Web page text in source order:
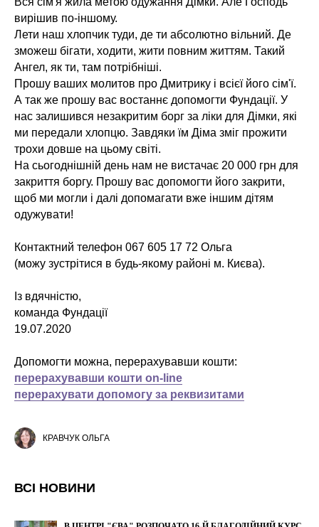
вирішив по-іншому.
Лети наш хлопчик туди, де ти абсолютно вільний. Де
зможеш бігати, ходити, жити повним життям. Такий
Ангел, як ти, там потрібніші.
Прошу ваших молитов про Дмитрику і всієї його сім'ї.
А так же прошу вас востаннє допомогти Фундації. У
нас залишився незакритим борг за ліки для Дімки, які
ми передали хлопцю. Завдяки їм Діма зміг прожити
трохи довше на цьому світі.
На сьогоднішній день нам не вистачає 20 000 грн для
закриття боргу. Прошу вас допомогти його закрити,
щоб ми могли і далі допомагати вже іншим дітям
одужувати!
Контактний телефон 067 605 17 72 Ольга
(можу зустрітися в будь-якому районі м. Києва).
Із вдячністю,
команда Фундації
19.07.2020
Допомогти можна, перерахувавши кошти:
перерахувавши кошти on-line
перерахувати допомогу за реквизитами
КРАВЧУК ОЛЬГА
ВСІ НОВИНИ